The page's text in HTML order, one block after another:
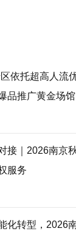
公司
司
公司
限公司
公司
依托超高人流
品推广黄金场馆
接｜2026南京
服务
化转型，2026